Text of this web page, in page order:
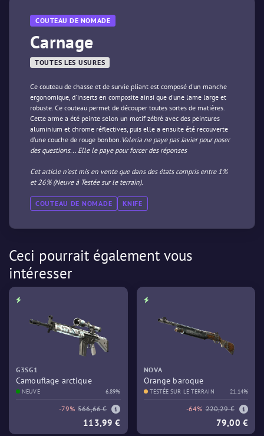
COUTEAU DE NOMADE
Carnage
TOUTES LES USURES
Ce couteau de chasse et de survie pliant est composé d'un manche
ergonomique, d'inserts en composite ainsi que d'une lame large et
robuste. Ce couteau permet de découper toutes sortes de matières.
Cette arme a été peinte selon un motif zébré avec des peintures
aluminium et chrome réflectives, puis elle a ensuite été recouverte
d'une couche de rouge bonbon. Valeria ne paye pas Javier pour poser
des questions... Elle le paye pour forcer des réponses
Cet article n'est mis en vente que dans des états compris entre 1%
et 26% (Neuve à Testée sur le terrain).
COUTEAU DE NOMADE KNIFE
Ceci pourrait également vous
intéresser
G3SG1
Camouflage arctique
NEUVE 6.89%
-79% 566,66 €
113,99 €
NOVA
Orange baroque
TESTÉE SUR LE TERRAIN 21.14%
-64% 220,29 €
79,00 €